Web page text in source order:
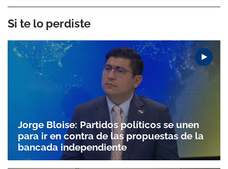
Si te lo perdiste
Jorge Bloise: Partidos políticos se unen
para ir en contra de las propuestas de la
bancada independiente